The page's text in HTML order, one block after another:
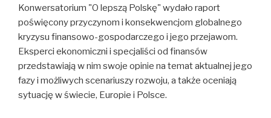
Konwersatorium "O lepszą Polskę" wydało raport
poświęcony przyczynom i konsekwencjom globalnego
kryzysu finansowo-gospodarczego i jego przejawom.
Eksperci ekonomiczni i specjaliści od finansów
przedstawiają w nim swoje opinie na temat aktualnej jego
fazy i możliwych scenariuszy rozwoju, a także oceniają
sytuację w świecie, Europie i Polsce.